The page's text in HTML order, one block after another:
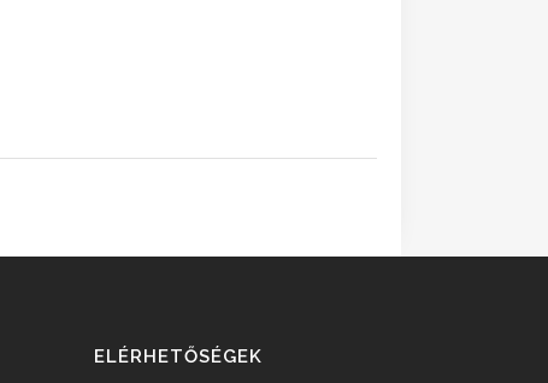
ELÉRHETŐSÉGEK